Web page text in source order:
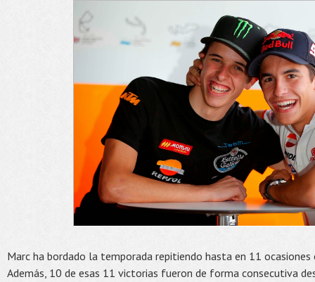
Marc ha bordado la temporada repitiendo hasta en 11
Además, 10 de esas 11 victorias fueron de forma consecutiva